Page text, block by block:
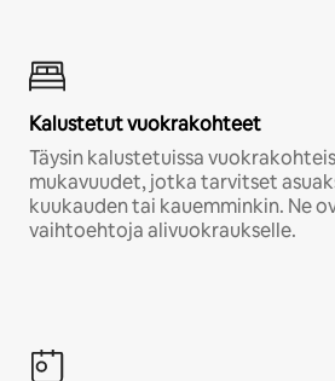
Kalustetut vuokrakohteet
Täysin kalustetuissa
mukavuudet, jotka tarvitset
kuukauden tai kauemminkin. Ne
vaihtoehtoja alivuokraukselle.